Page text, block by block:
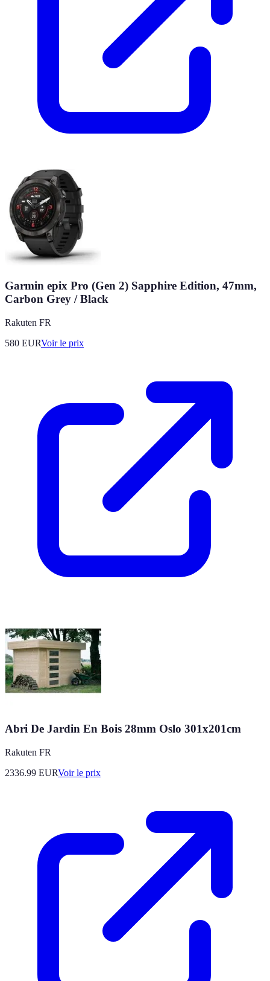
Garmin epix Pro (Gen 2) Sapphire Edition, 47mm,
Carbon Grey / Black
Rakuten FR
580 EURVoir le prix
Abri De Jardin En Bois 28mm Oslo 301x201cm
Rakuten FR
2336.99 EURVoir le prix